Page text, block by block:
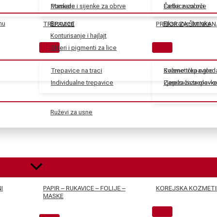
Bronzeri
Konturisanje i hajlajt
Gliteri i pigmenti za lice
Fiksiranje šminke
Ruževi za usne
Maskare
Pomade i sijenke za obrve
Farbe za obrve
TREPAVICE
Trepavice na traci
Individualne trepavice
Svilene trepavice
Ljepilo za
Četkice za oči
PRIBOR ZA
Kozmetička
Zarezači za olovke
PAPIR – RUKAVICE – FOLIJE –
MASKE
KOREJSKA